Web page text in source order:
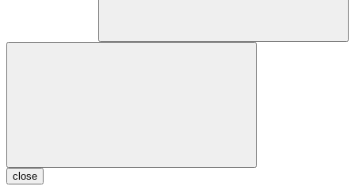
close